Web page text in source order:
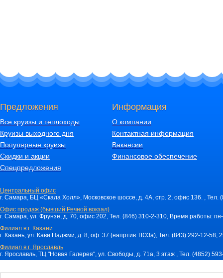
Предложения
Все круизы и теплоходы
Круизы выходного дня
Популярные круизы
Скидки и акции
Спецпредложения
Информация
О компании
Контактная информация
Вакансии
Финансовое обеспечение
Центральный офис
г. Самара, БЦ «Скала Холл», Московское шоссе, д. 4А, стр. 2, офис 136. ,
Офис продаж (бывший Речной вокзал)
г. Самара, ул. Фрунзе, д. 70, офис 202, Тел. (846) 310-2-310, Время работы:
Филиал в г. Казани
г. Казань, ул. Кави Наджми, д. 8, оф. 37 (напртив ТЮЗа), Тел. (843) 292-12-
Филиал в г. Ярославль
г. Ярославль, ТЦ "Новая Галерея", ул. Свободы, д. 71a, 3 этаж , Тел. (4852)